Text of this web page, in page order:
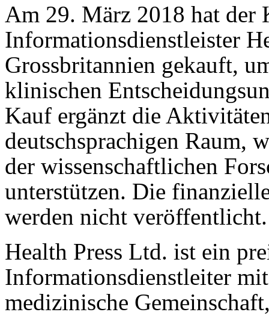
Am 29. März 2018 hat der
Informationsdienstleister
Grossbritannien gekauft,
klinischen
Kauf ergänzt die
deutschsprachigen Raum,
der wissenschaftlichen
unterstützen. Die
werden nicht veröffentlicht.
Health Press Ltd. ist ein
Informationsdienstleiter
medizinische